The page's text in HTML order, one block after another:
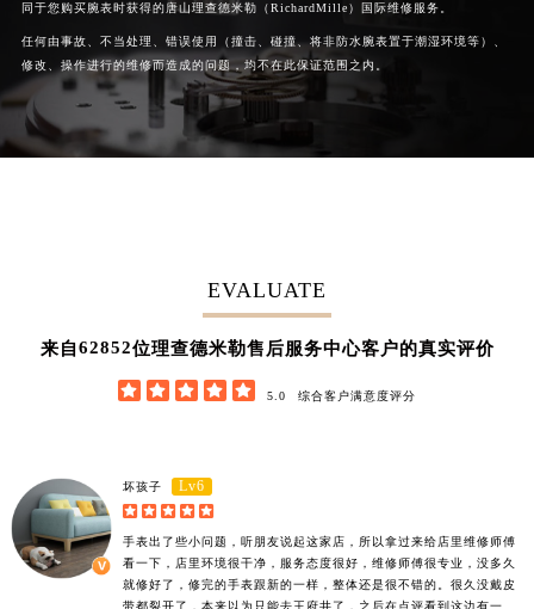
同于您购买腕表时获得的唐山理查德米勒（RichardMille）国际维修服务。
任何由事故、不当处理、错误使用（撞击、碰撞、将非防水腕表置于潮湿环境等）、
修改、操作进行的维修而造成的问题，均不在此保证范围之内。
EVALUATE
来自62852位理查德米勒售后服务中心客户的真实评价
     5.0 综合客户满意度评分
坏孩子 Lv6
    
手表出了些小问题，听朋友说起这家店，所以拿过来给店里维修师傅
看一下，店里环境很干净，服务态度很好，维修师傅很专业，没多久
就修好了，修完的手表跟新的一样，整体还是很不错的。很久没戴皮
带都裂开了，本来以为只能去王府井了，之后在点评看到这边有一